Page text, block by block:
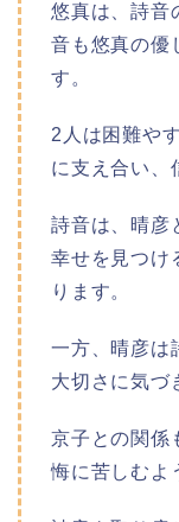
悠真は、詩音
音も悠真の優
す。
2人は困難や
に支え合い、
詩音は、晴彦
幸せを見つけ
ります。
一方、晴彦は
大切さに気づ
京子との関係
悔に苦しむよ